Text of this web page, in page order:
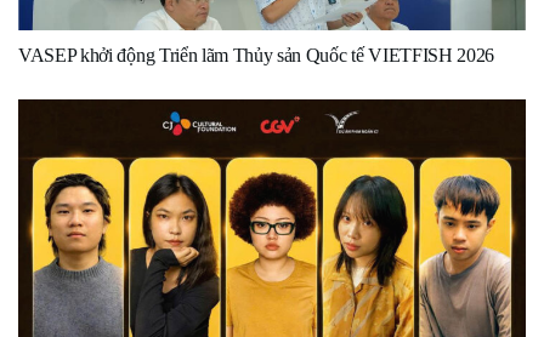
VASEP khởi động Triển lãm Thủy sản Quốc tế VIETFISH 2026